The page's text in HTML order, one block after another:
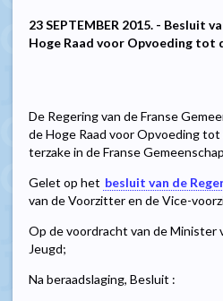
23 SEPTEMBER 2015. - Besluit
Hoge Raad voor Opvoeding tot
De Regering van de Franse
de Hoge Raad voor Opvoeding
terzake in de Franse
Gelet op het besluit van de
van de Voorzitter en de Vice-
Op de voordracht van de Minister
Jeugd;
Na beraadslaging, Besluit :